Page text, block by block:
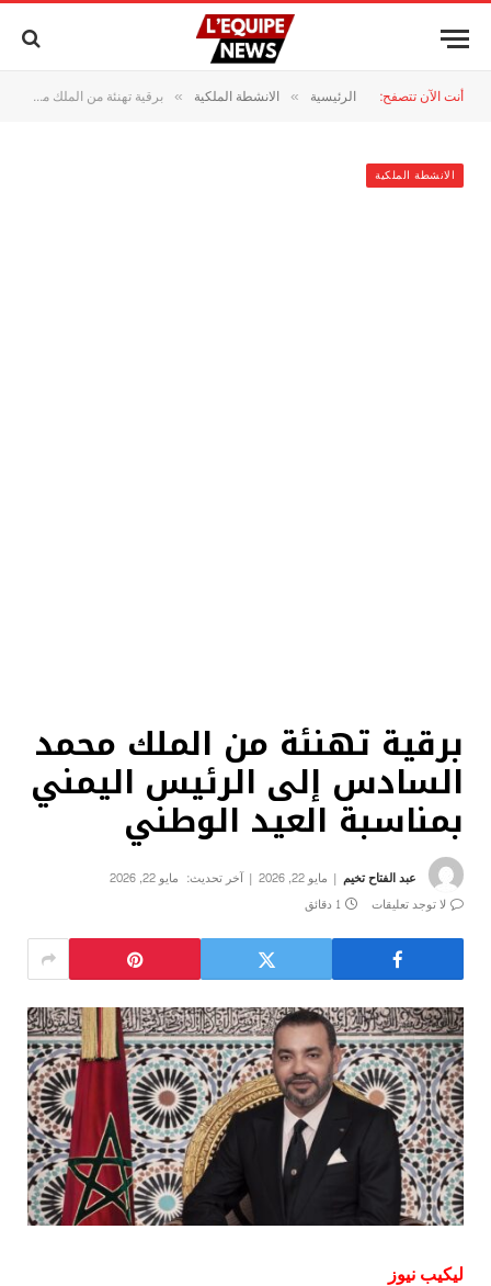
أنت الآن تتصفح: الرئيسية » الانشطة الملكية » برقية تهنئة من الملك محمد السادس إلى الرئيس اليمني بمناسبة العيد الوطني
الانشطة الملكية
برقية تهنئة من الملك محمد
السادس إلى الرئيس اليمني
بمناسبة العيد الوطني
عبد الفتاح تخيم مايو 22, 2026 آخر تحديث: مايو 22, 2026
لا توجد تعليقات
1 دقائق
ليكيب نيوز